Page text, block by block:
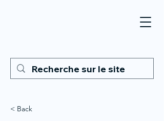
< Back